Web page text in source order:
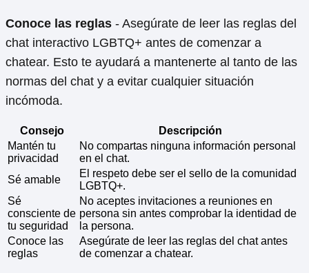
Conoce las reglas - Asegúrate de leer las reglas del
chat interactivo LGBTQ+ antes de comenzar a
chatear. Esto te ayudará a mantenerte al tanto de las
normas del chat y a evitar cualquier situación
incómoda.
Consejo
Descripción
Mantén tu
privacidad
No compartas ninguna información personal
en el chat.
Sé amable
El respeto debe ser el sello de la comunidad
LGBTQ+.
Sé
consciente de
tu seguridad
No aceptes invitaciones a reuniones en
persona sin antes comprobar la identidad de
la persona.
Conoce las
reglas
Asegúrate de leer las reglas del chat antes
de comenzar a chatear.